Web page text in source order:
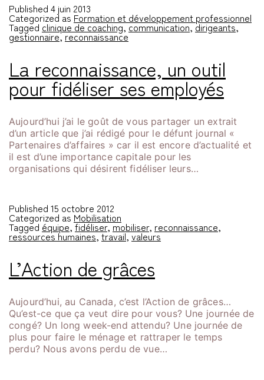
Published 4 juin 2013
Categorized as Formation et développement professionnel
Tagged clinique de coaching,communication,dirigeants,
gestionnaire,reconnaissance
La reconnaissance, un outil
pour fidéliser ses employés
Aujourd’hui j’ai le goût de vous partager un extrait
d’un article que j’ai rédigé pour le défunt journal «
Partenaires d’affaires » car il est encore d’actualité et
il est d’une importance capitale pour les
organisations qui désirent fidéliser leurs…
Published 15 octobre 2012
Categorized as Mobilisation
Tagged équipe,fidéliser,mobiliser, reconnaissance,
ressources humaines,travail,valeurs
L’Action de grâces
Aujourd’hui, au Canada, c’est l’Action de grâces…
Qu’est-ce que ça veut dire pour vous? Une journée de
congé? Un long week-end attendu? Une journée de
plus pour faire le ménage et rattraper le temps
perdu? Nous avons perdu de vue…